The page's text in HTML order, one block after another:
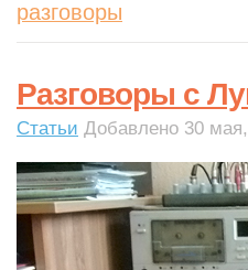
разговоры
Разговоры с
Статьи Добавлено 30